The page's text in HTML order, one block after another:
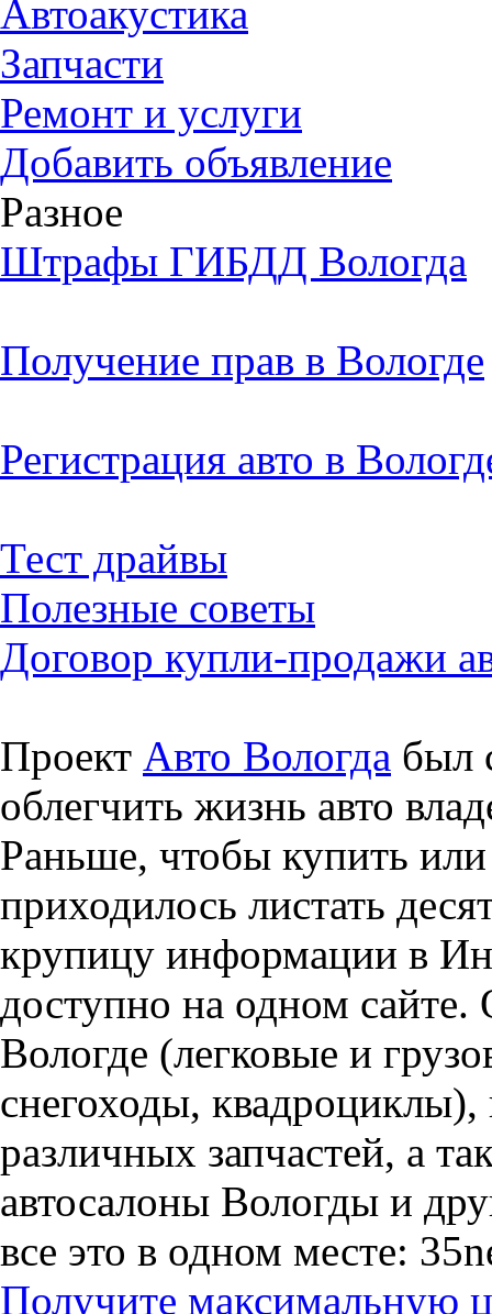
Автоакустика
Запчасти
Ремонт и услуги
Добавить объявление
Разное
Штрафы ГИБДД Вологда
Получение прав в Вологде
Регистрация авто в
Тест драйвы
Полезные советы
Договор купли-продажи
Проект Авто Вологда был
облегчить жизнь авто
Раньше, чтобы купить или
приходилось листать
крупицу информации в
доступно на одном сайте.
Вологде (легковые и
снегоходы,
различных запчастей, а
автосалоны Вологды и
все это в одном месте:
Получите максимальную